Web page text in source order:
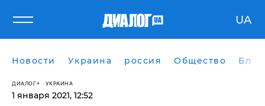
UA
Новости Украина россия Общество
ДИАЛОГ УКРАИНА
1 января 2021, 12:52